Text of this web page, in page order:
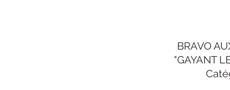
BRAVO
"GAYANT